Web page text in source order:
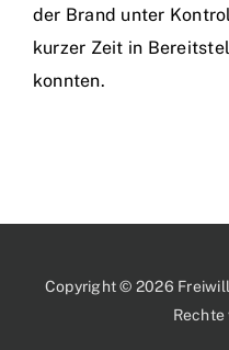
der Brand unter
kurzer Zeit in
konnten.
Copyright © 2026
Rechte